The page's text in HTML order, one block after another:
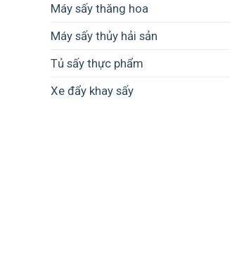
Máy sấy thăng hoa
Máy sấy thủy hải sản
Tủ sấy thực phẩm
Xe đẩy khay sấy